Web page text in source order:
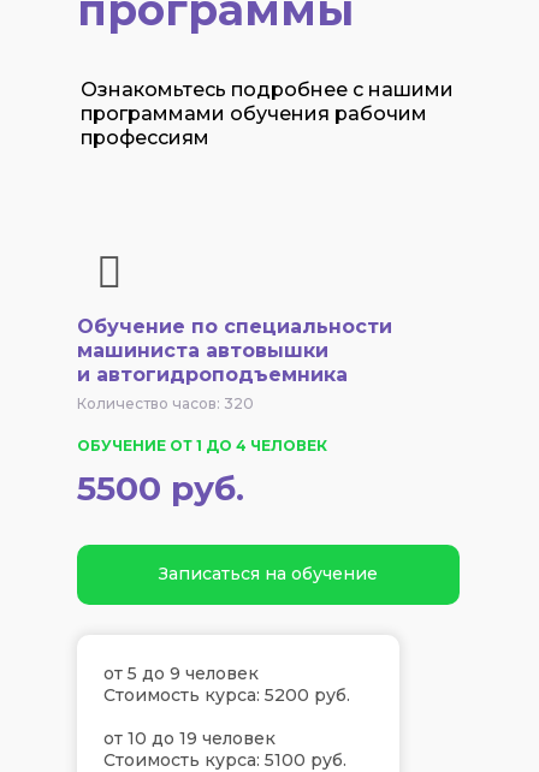
Ознакомьтесь подробнее с нашими
программами обучения рабочим
профессиям
Обучение по специальности
машиниста автовышки
и автогидроподъемника
Количество часов: 320
Записаться на обучение
ОБУЧЕНИЕ ОТ 1 ДО 4 ЧЕЛОВЕК
5500 руб.
от 5 до 9 человек
Стоимость курса: 5200 руб.
от 10 до 19 человек
Стоимость курса: 5100 руб.